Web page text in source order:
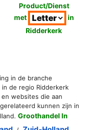
Product/Dienst
met
in
Ridderkerk
in de branche
de regio Ridderkerk
websites die aan
kunnen zijn in
Groothandel In